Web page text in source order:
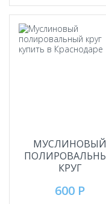
МУСЛИНОВЫЙ
КРУГ
600 Р